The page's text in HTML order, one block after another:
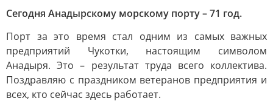
Сегодня Анадырскому морскому порту – 71 год.
Порт за это время стал одним из самых важных
предприятий Чукотки, настоящим символом
Анадыря. Это – результат труда всего коллектива.
Поздравляю с праздником ветеранов предприятия и
всех, кто сейчас здесь работает.